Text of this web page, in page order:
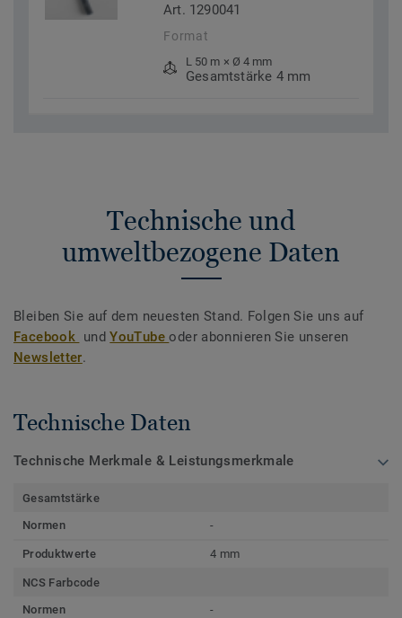
Art. 1290041
Format
L 50 m × Ø 4 mm
Gesamtstärke 4 mm
Technische und
umweltbezogene Daten
Bleiben Sie auf dem neuesten Stand. Folgen Sie uns auf
Facebook undYouTubeoder abonnieren Sie unseren
Newsletter.
Technische Daten
Technische Merkmale & Leistungsmerkmale
Gesamtstärke
Normen
-
Produktwerte 4 mm
NCS Farbcode
Normen
-